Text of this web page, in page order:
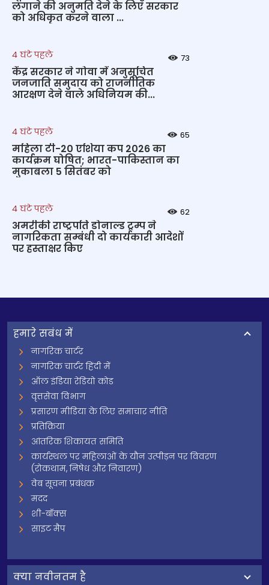
लगाने की अनुमति देने के लिए सरकार
को अधिकृत करने वाला ...
4 घंटे पहले 73
केंद्र सरकार ने गोवा में अनुसूचित
जनजाति समुदाय को राजनीतिक
आरक्षण देने वाले अधिनियम की...
4 घंटे पहले 65
महिला टी-20 एशिया कप 2026 का
कार्यक्रम घोषित; भारत-पाकिस्तान का
मुकाबला 5 सितंबर को
4 घंटे पहले 62
अमरीकी राष्ट्रपति डोनाल्ड ट्रम्प ने
नागरिकता सम्बंधी दो कार्यकारी आदेशों
पर हस्ताक्षर किए
हमारे सबंध में
नागरिक चार्टर
नागरिक चार्टर हिंदी में
ऑल इंडिया रेडियो कोड
वृत्तसेवा विभाग
प्रसारण मीडिया के लिए समाचार नीति
प्रतिक्रिया
आंतरिक शिकायत समिति
कार्यस्थल पर महिलाओं के यौन उत्पीड़न पर विवरण
(रोकथाम, निषेध और निवारण)
वेब सूचना प्रबंधक
मदद
शी-बॉक्स
साइट मैप
क्‍या नवीनतम है